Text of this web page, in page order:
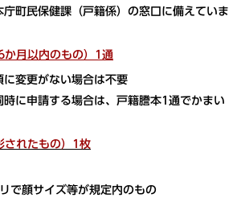
庁町民保健課（戸籍係）の窓口に備えていま
か月以内のもの）1通
に変更がない場合は不要
時に申請する場合は、戸籍謄本1通でかまい
されたもの）1枚
で顔サイズ等が規定内のもの